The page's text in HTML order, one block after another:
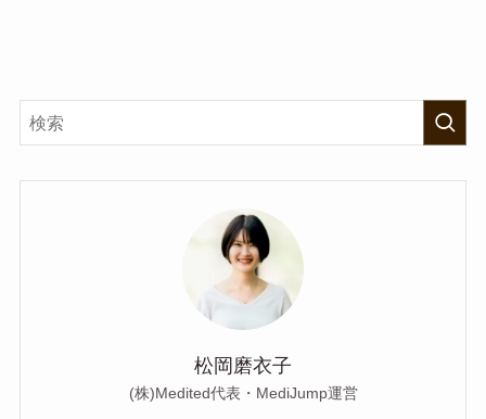
松岡磨衣子
(株)Medited代表・MediJump運営